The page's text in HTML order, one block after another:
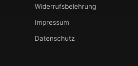
Widerrufsbelehrung
Impressum
Datenschutz